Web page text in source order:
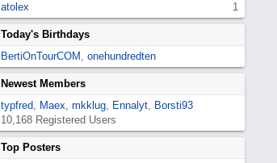
atolex
1
Today's Birthdays
BertiOnTourCOM , onehundredten
Newest Members
typfred, Maex, mkklug, Ennalyt, Borsti93
10,168 Registered Users
Top Posters